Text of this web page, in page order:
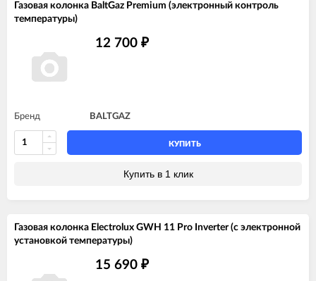
Газовая колонка BaltGaz Premium (электронный контроль
температуры)
12 700 ₽
Бренд BALTGAZ
КУПИТЬ
Купить в 1 клик
Газовая колонка Electrolux GWH 11 Pro Inverter (с электронной
установкой температуры)
15 690 ₽